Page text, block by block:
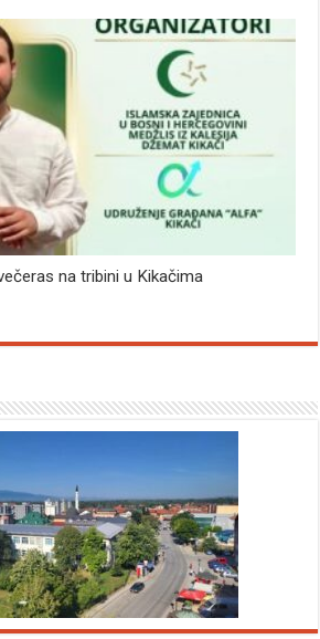
na tribini u Kikačima